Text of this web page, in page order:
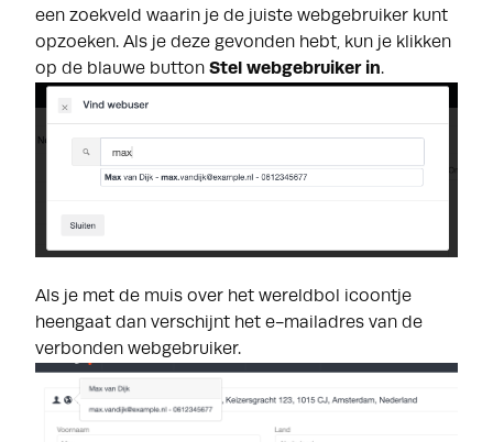
een zoekveld waarin je de juiste webgebruiker kunt
opzoeken. Als je deze gevonden hebt, kun je klikken
op de blauwe button Stel webgebruiker in.
Als je met de muis over het wereldbol icoontje
heengaat dan verschijnt het e-mailadres van de
verbonden webgebruiker.